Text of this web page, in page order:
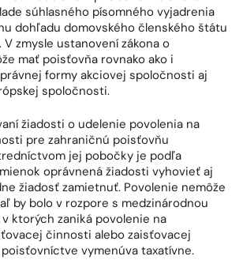
súhlasného písomného vyjadrenia
dohľadu domovského členského štátu
V zmysle ustanovení zákona o
mať poisťovňa rovnako ako i
formy akciovej spoločnosti aj
spoločnosti.
žiadosti o udelenie povolenia na
pre zahraničnú poisťovňu
jej pobočky je podľa
oprávnená žiadosti vyhovieť aj
žiadosť zamietnuť. Povolenie nemôže
by bolo v rozpore s medzinárodnou
v ktorých zaniká povolenie na
činnosti alebo zaisťovacej
vymenúva taxatívne.